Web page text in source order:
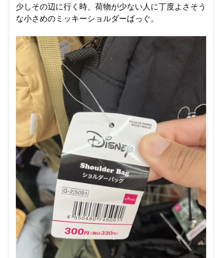
少しその辺に行く時、荷物が少ない人に丁度よさそう
な小さめのミッキーショルダーばっぐ。